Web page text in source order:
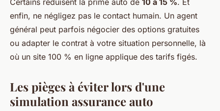
Certains réduisent la prime auto de 10 à 15 %. Et
enfin, ne négligez pas le contact humain. Un agent
général peut parfois négocier des options gratuites
ou adapter le contrat à votre situation personnelle, là
où un site 100 % en ligne applique des tarifs figés.
Les pièges à éviter lors d'une
simulation assurance auto